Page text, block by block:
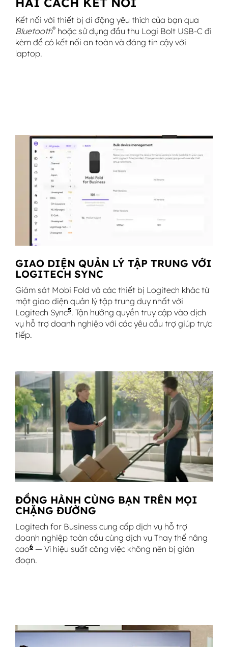
Kết nối với thiết bị di động yêu thích của bạn qua
Bluetooth® hoặc sử dụng đầu thu Logi Bolt USB-C đi
kèm để có kết nối an toàn và đáng tin cậy với
laptop.
GIAO DIỆN QUẢN LÝ TẬP TRUNG VỚI
LOGITECH SYNC
Giám sát Mobi Fold và các thiết bị Logitech khác từ
một giao diện quản lý tập trung duy nhất với
Logitech Sync5Yêu cầu cài đặt Logi Tune trên từng
. Tận hưởng quyền truy cập vào dịch
vụ hỗ trợ doanh nghiệp với các yêu cầu trợ giúp trực
tiếp.
ĐỒNG HÀNH CÙNG BẠN TRÊN MỌI
CHẶNG ĐƯỜNG
Logitech for Business cung cấp dịch vụ hỗ trợ
doanh nghiệp toàn cầu cùng dịch vụ Thay thế nâng
cao6 Dịch vụ chỉ được áp dụng khi doanh nghiệp
— Vì hiệu suất công việc không nên bị gián
đoạn.